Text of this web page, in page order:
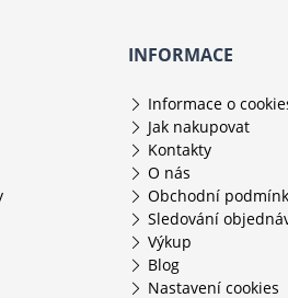
INFORMACE
Informace o
Jak nakupovat
Kontakty
O nás
Obchodní
Sledování
Výkup
Blog
Nastavení cookies